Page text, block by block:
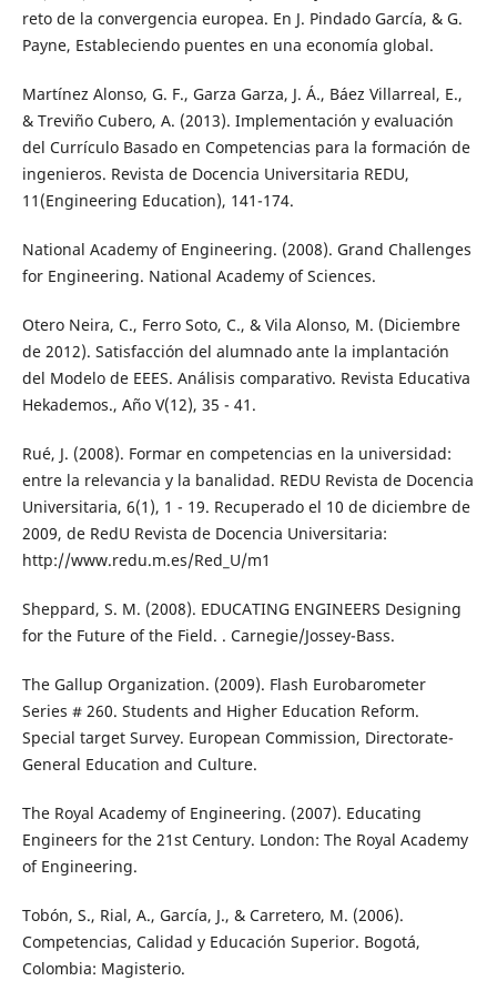
reto de la convergencia europea. En J. Pindado García, & G.
Payne, Estableciendo puentes en una economía global.
Martínez Alonso, G. F., Garza Garza, J. Á., Báez Villarreal, E.,
& Treviño Cubero, A. (2013). Implementación y evaluación
del Currículo Basado en Competencias para la formación de
ingenieros. Revista de Docencia Universitaria REDU,
11(Engineering Education), 141-174.
National Academy of Engineering. (2008). Grand Challenges
for Engineering. National Academy of Sciences.
Otero Neira, C., Ferro Soto, C., & Vila Alonso, M. (Diciembre
de 2012). Satisfacción del alumnado ante la implantación
del Modelo de EEES. Análisis comparativo. Revista Educativa
Hekademos., Año V(12), 35 - 41.
Rué, J. (2008). Formar en competencias en la universidad:
entre la relevancia y la banalidad. REDU Revista de Docencia
Universitaria, 6(1), 1 - 19. Recuperado el 10 de diciembre de
2009, de RedU Revista de Docencia Universitaria:
http://www.redu.m.es/Red_U/m1
Sheppard, S. M. (2008). EDUCATING ENGINEERS Designing
for the Future of the Field. . Carnegie/Jossey-Bass.
The Gallup Organization. (2009). Flash Eurobarometer
Series # 260. Students and Higher Education Reform.
Special target Survey. European Commission, Directorate-
General Education and Culture.
The Royal Academy of Engineering. (2007). Educating
Engineers for the 21st Century. London: The Royal Academy
of Engineering.
Tobón, S., Rial, A., García, J., & Carretero, M. (2006).
Competencias, Calidad y Educación Superior. Bogotá,
Colombia: Magisterio.